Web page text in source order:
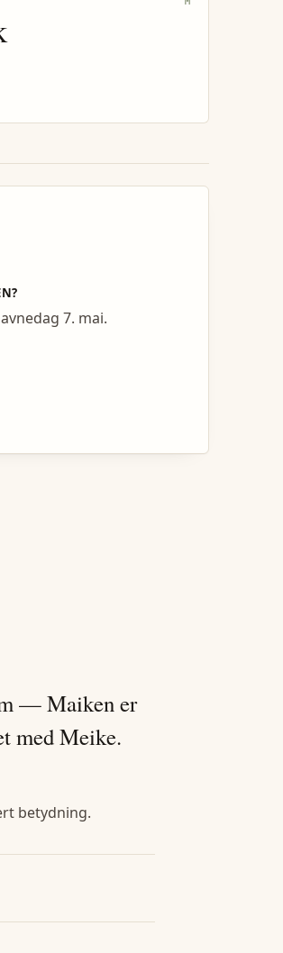
7. mai.
— Maiken er
med Meike.
betydning.